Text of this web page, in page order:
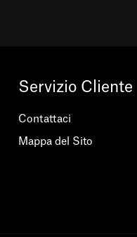
Servizio Cliente
Contattaci
Mappa del Sito